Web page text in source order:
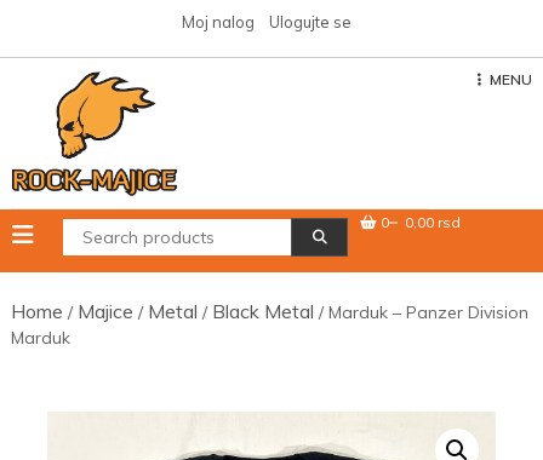
content
Moj nalog Ulogujte se
MENU
0 0,00 rsd
Home / Majice / Metal / Black Metal / Marduk – Panzer Division
Marduk